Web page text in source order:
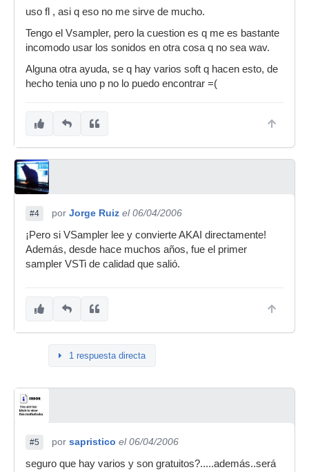
uso fl , asi q eso no me sirve de mucho.
Tengo el Vsampler, pero la cuestion es q me es bastante
incomodo usar los sonidos en otra cosa q no sea wav.
Alguna otra ayuda, se q hay varios soft q hacen esto, de
hecho tenia uno p no lo puedo encontrar =(
#4 por Jorge Ruiz el 06/04/2006
¡Pero si VSampler lee y convierte AKAI directamente!
Además, desde hace muchos años, fue el primer
sampler VSTi de calidad que salió.
1 respuesta directa
#5 por sapristico el 06/04/2006
seguro que hay varios y son gratuitos?.....además..será